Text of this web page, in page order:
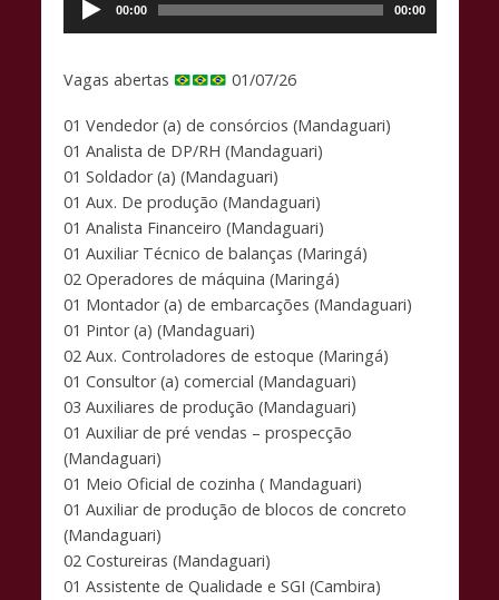
b
o
k
s
A
p
y
Li
k
áudio
00:00 00:00
Vagas abertas 01/07/26
01 Vendedor (a) de consórcios (Mandaguari)
01 Analista de DP/RH (Mandaguari)
01 Soldador (a) (Mandaguari)
01 Aux. De produção (Mandaguari)
01 Analista Financeiro (Mandaguari)
01 Auxiliar Técnico de balanças (Maringá)
02 Operadores de máquina (Maringá)
01 Montador (a) de embarcações (Mandaguari)
01 Pintor (a) (Mandaguari)
02 Aux. Controladores de estoque (Maringá)
01 Consultor (a) comercial (Mandaguari)
03 Auxiliares de produção (Mandaguari)
01 Auxiliar de pré vendas – prospecção
(Mandaguari)
01 Meio Oficial de cozinha ( Mandaguari)
01 Auxiliar de produção de blocos de concreto
(Mandaguari)
02 Costureiras (Mandaguari)
01 Assistente de Qualidade e SGI (Cambira)